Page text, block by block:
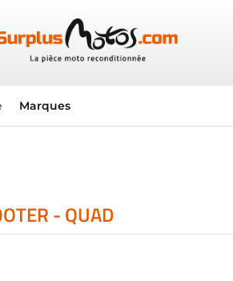
Marques
- QUAD